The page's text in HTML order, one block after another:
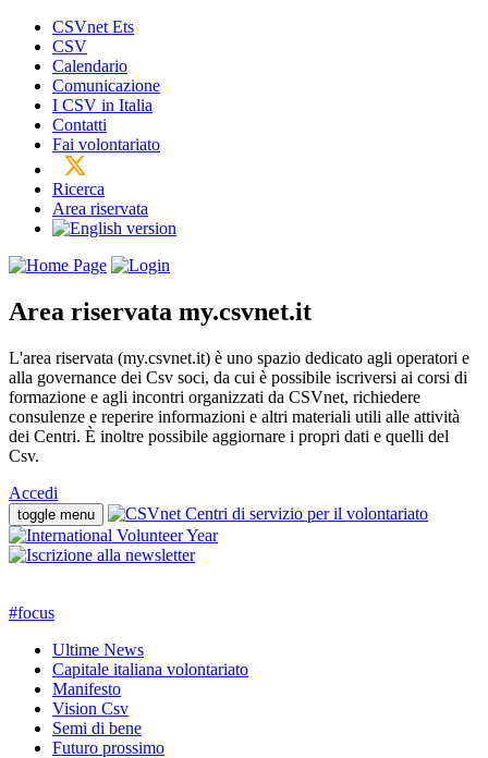
CSVnet Ets
CSV
Calendario
Comunicazione
I CSV in Italia
Contatti
Fai volontariato
Ricerca
Area riservata
Area riservata my.csvnet.it
L'area riservata (my.csvnet.it) è uno spazio dedicato agli operatori e
alla governance dei Csv soci, da cui è possibile iscriversi ai corsi di
formazione e agli incontri organizzati da CSVnet, richiedere
consulenze e reperire informazioni e altri materiali utili alle attività
dei Centri. È inoltre possibile aggiornare i propri dati e quelli del
Csv.
Accedi
toggle menu
#focus
Ultime News
Capitale italiana volontariato
Manifesto
Vision Csv
Semi di bene
Futuro prossimo